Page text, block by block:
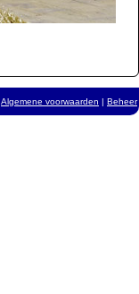
Algemene voorwaarden | Beheer